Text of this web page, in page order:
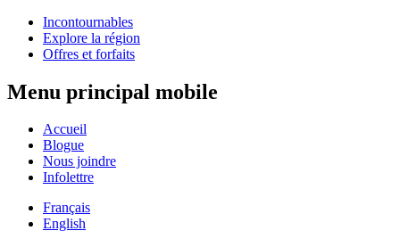
Incontournables
Explore la région
Offres et forfaits
Menu principal mobile
Accueil
Blogue
Nous joindre
Infolettre
Français
English